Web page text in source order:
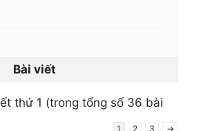
Bài viết
thứ 1 (trong tổng số 36 bài
1 2 3 →